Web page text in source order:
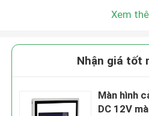
Xem
Nhận giá tốt
Màn hình
DC 12V